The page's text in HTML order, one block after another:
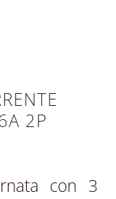
2P
con 3